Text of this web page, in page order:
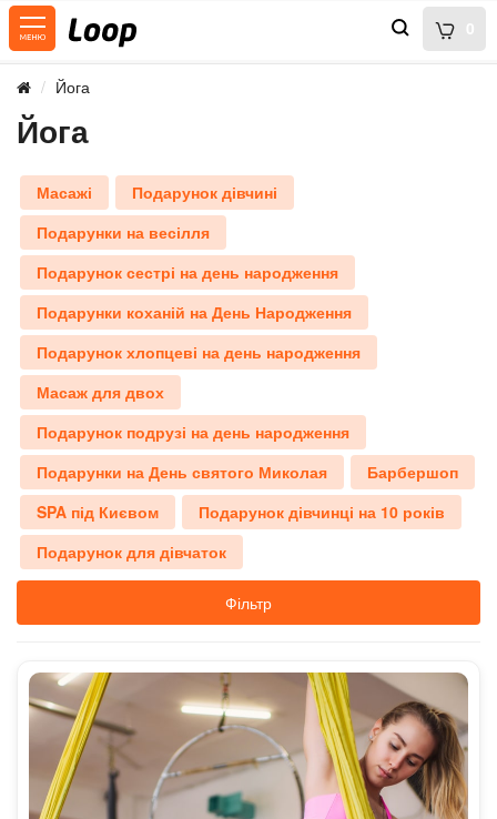
0
Йога
Йога
Масажі
Подарунок дівчині
Подарунки на весілля
Подарунок сестрі на день народження
Подарунки коханій на День Народження
Подарунок хлопцеві на день народження
Масаж для двох
Подарунок подрузі на день народження
Подарунки на День святого Миколая
Барбершоп
SPA під Києвом
Подарунок дівчинці на 10 років
Подарунок для дівчаток
Фільтр